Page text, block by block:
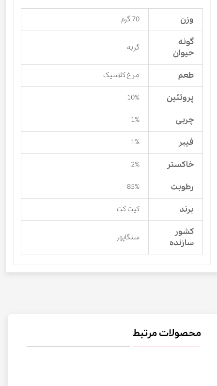
وزن 70 گرم
گونه
حیوان
گربه
طعم مرغ کلاسیک
پروتئین 10%
چربی 1%
فیبر 1%
خاکستر 2%
رطوبت 85%
برند کیت کت
کشور
سازنده
سنگاپور
محصولات مرتبط